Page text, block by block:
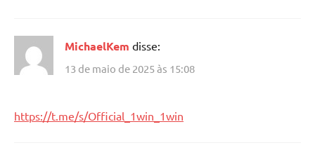
MichaelKem disse:
13 de maio de 2025 às 15:08
https://t.me/s/Official_1win_1win